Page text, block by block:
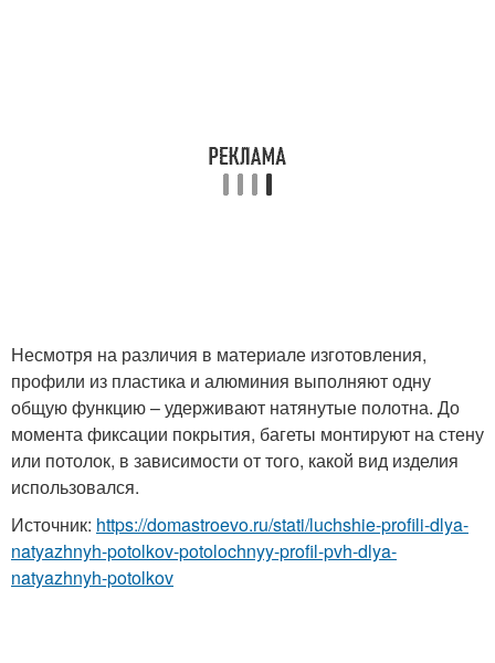
Несмотря на различия в материале изготовления,
профили из пластика и алюминия выполняют одну
общую функцию – удерживают натянутые полотна. До
момента фиксации покрытия, багеты монтируют на стену
или потолок, в зависимости от того, какой вид изделия
использовался.
Источник: https://domastroevo.ru/stati/luchshie-profili-dlya-
natyazhnyh-potolkov-potolochnyy-profil-pvh-dlya-
natyazhnyh-potolkov